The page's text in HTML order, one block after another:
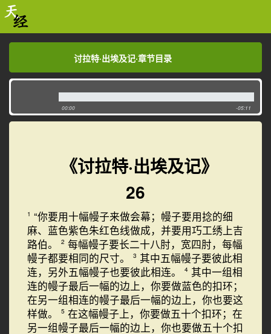
讨拉特·出埃及记·章节目录
讨拉特·出埃及记·章节目录
00:00 -05:11
《讨拉特·出埃及记》
26
1 “你要用十幅幔子来做会幕；幔子要用捻的细
麻、蓝色紫色朱红色线做成，并要用巧工绣上吉
路伯。
2 每幅幔子要长二十八肘，宽四肘，每幅
幔子都要相同的尺寸。
3 其中五幅幔子要彼此相
连，另外五幅幔子也要彼此相连。
4 其中一组相
连的幔子最后一幅的边上，你要做蓝色的扣环；
在另一组相连的幔子最后一幅的边上，你也要这
样做。
5 在这幅幔子上，你要做五十个扣环；在
另一组幔子最后一幅的边上，你也要做五十个扣